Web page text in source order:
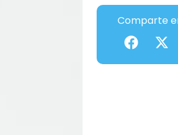
Comparte